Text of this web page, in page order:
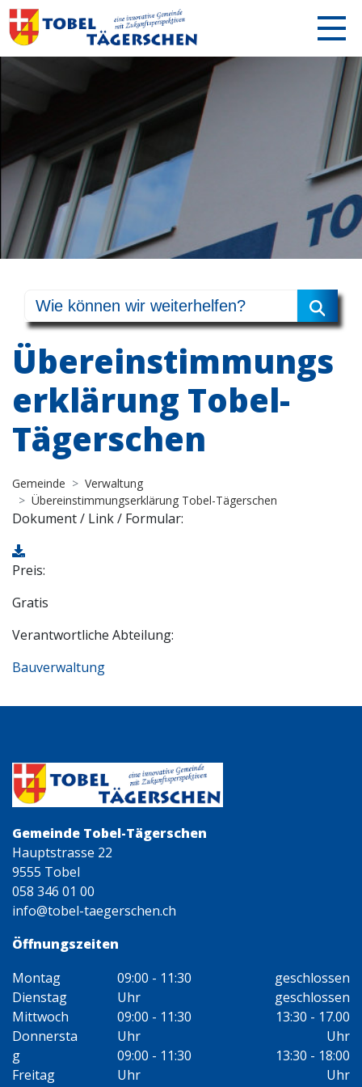
Übereinstimmungs
erklärung Tobel-
Tägerschen
Gemeinde
Verwaltung
Übereinstimmungserklärung Tobel-Tägerschen
Dokument / Link / Formular:
Preis:
Gratis
Verantwortliche Abteilung:
Bauverwaltung
Öffnungszeiten
Gemeinde Tobel-Tägerschen
Hauptstrasse 22
9555 Tobel
058 346 01 00
info@tobel-taegerschen.ch
Montag
Dienstag
Mittwoch
Donnersta
g
Freitag
09:00 - 11:30
Uhr
09:00 - 11:30
Uhr
09:00 - 11:30
Uhr
geschlossen
geschlossen
13:30 - 17.00
Uhr
13:30 - 18:00
Uhr